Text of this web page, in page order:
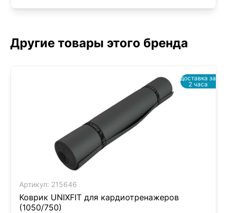
Другие товары этого бренда
Артикул: 215646
Коврик UNIXFIT для кардиотренажеров
(1050/750)
доставка за
2 часа